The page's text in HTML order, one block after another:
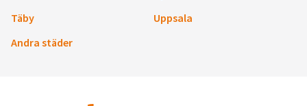
Täby
Uppsala
Andra städer